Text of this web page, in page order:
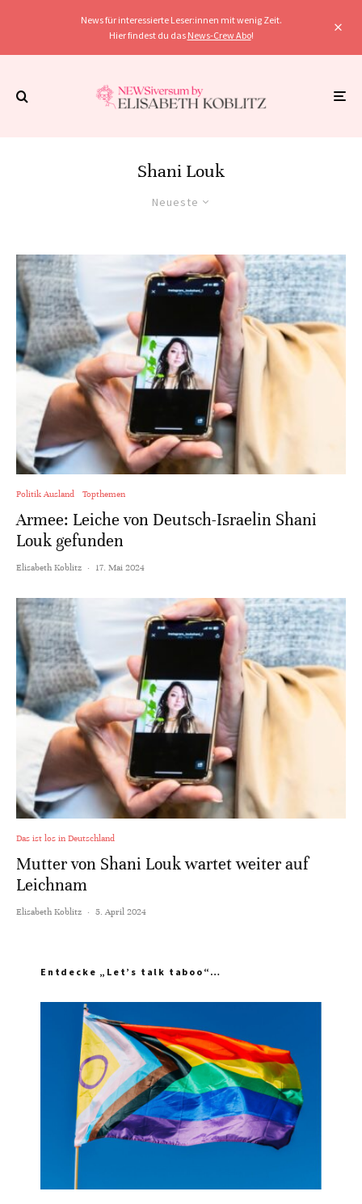
News für interessierte Leser:innen mit wenig Zeit.
Hier findest du das News-Crew Abo!
Shani Louk
Neueste
Politik Ausland Topthemen
Armee: Leiche von Deutsch-Israelin Shani
Louk gefunden
Elisabeth Koblitz · 17. Mai 2024
Das ist los in Deutschland
Mutter von Shani Louk wartet weiter auf
Leichnam
Elisabeth Koblitz · 5. April 2024
Entdecke „Let’s talk taboo“…